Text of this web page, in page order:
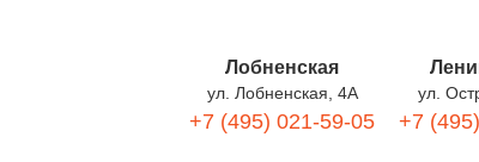
Лобненская
ул. Лобненская, 4А
+7 (495) 021-59-05
ул.
+7